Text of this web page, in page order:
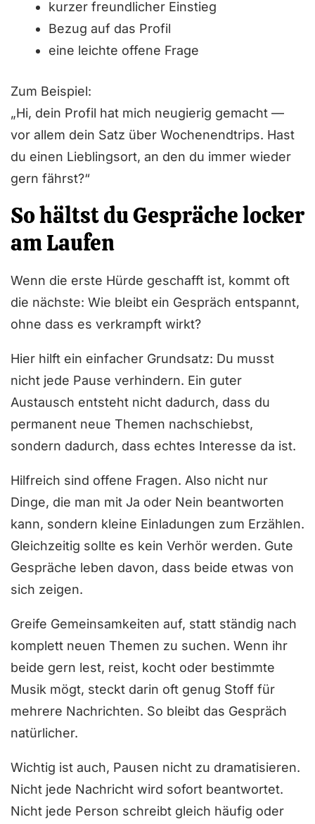
kurzer freundlicher Einstieg
Bezug auf das Profil
eine leichte offene Frage
Zum Beispiel:
„Hi, dein Profil hat mich neugierig gemacht —
vor allem dein Satz über Wochenendtrips. Hast
du einen Lieblingsort, an den du immer wieder
gern fährst?“
So hältst du Gespräche locker
am Laufen
Wenn die erste Hürde geschafft ist, kommt oft
die nächste: Wie bleibt ein Gespräch entspannt,
ohne dass es verkrampft wirkt?
Hier hilft ein einfacher Grundsatz: Du musst
nicht jede Pause verhindern. Ein guter
Austausch entsteht nicht dadurch, dass du
permanent neue Themen nachschiebst,
sondern dadurch, dass echtes Interesse da ist.
Hilfreich sind offene Fragen. Also nicht nur
Dinge, die man mit Ja oder Nein beantworten
kann, sondern kleine Einladungen zum Erzählen.
Gleichzeitig sollte es kein Verhör werden. Gute
Gespräche leben davon, dass beide etwas von
sich zeigen.
Greife Gemeinsamkeiten auf, statt ständig nach
komplett neuen Themen zu suchen. Wenn ihr
beide gern lest, reist, kocht oder bestimmte
Musik mögt, steckt darin oft genug Stoff für
mehrere Nachrichten. So bleibt das Gespräch
natürlicher.
Wichtig ist auch, Pausen nicht zu dramatisieren.
Nicht jede Nachricht wird sofort beantwortet.
Nicht jede Person schreibt gleich häufig oder